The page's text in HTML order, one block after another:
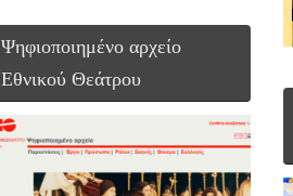
Ψηφιοποιημένο αρχείο
Εθνικού Θεάτρου